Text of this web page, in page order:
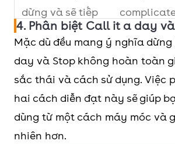
dừng và sẽ tiếp
tục làm vào
ngày hôm sau
it a day
tomorrow.
4. Phân biệt Call it a day
Mặc dù đều mang ý nghĩa
day và Stop không hoàn toàn
sắc thái và cách sử dụng. Việc
hai cách diễn đạt này sẽ giúp
dùng từ một cách máy móc và
nhiên hơn.